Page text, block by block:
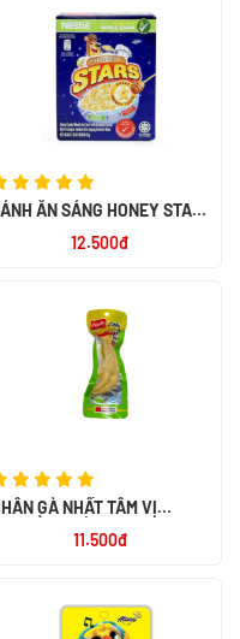
ĂN SÁNG HONEY STAR
12.500đ
GÀ NHẤT TÂM VỊ
11.500đ